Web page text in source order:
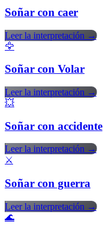
Soñar con caer
Leer la interpretación →
🦅
Soñar con Volar
Leer la interpretación →
💥
Soñar con accidente
Leer la interpretación →
⚔️
Soñar con guerra
Leer la interpretación →
🌊